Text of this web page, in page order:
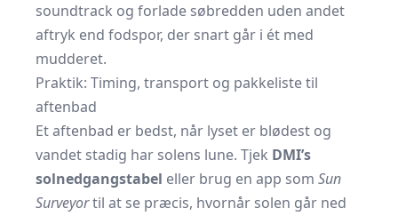
soundtrack og forlade søbredden uden andet
aftryk end fodspor, der snart går i ét med
mudderet.
Praktik: Timing, transport og pakkeliste til
aftenbad
Et aftenbad er bedst, når lyset er blødest og
vandet stadig har solens lune. Tjek DMI’s
solnedgangstabel eller brug en app som Sun
Surveyortil at se præcis, hvornår solen går ned